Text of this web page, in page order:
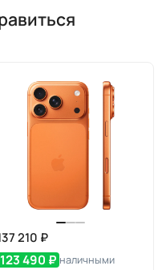
210 ₽
123 490 ₽ наличными